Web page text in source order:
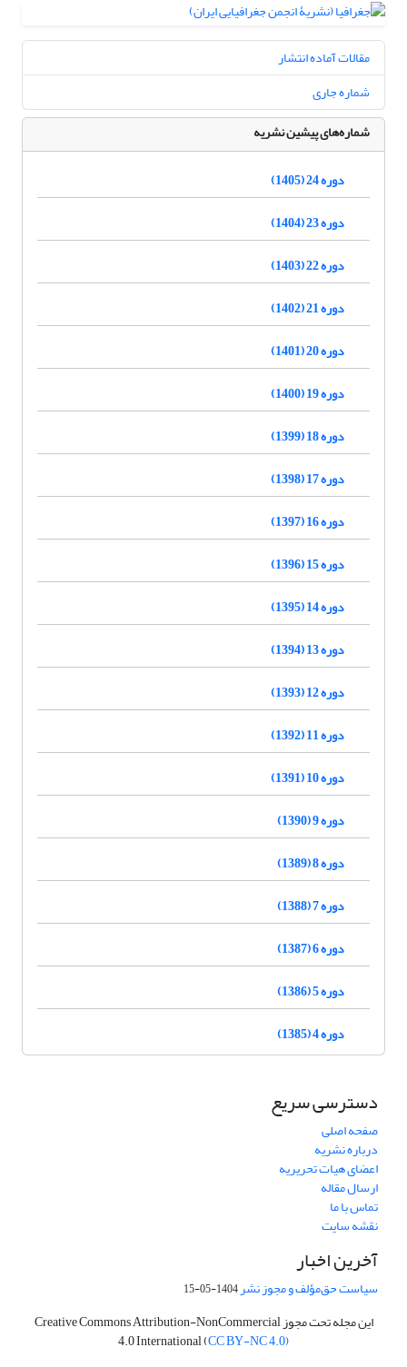
مقالات آماده انتشار
شماره جاری
شماره‌های پیشین نشریه
دوره 24 (1405)
دوره 23 (1404)
دوره 22 (1403)
دوره 21 (1402)
دوره 20 (1401)
دوره 19 (1400)
دوره 18 (1399)
دوره 17 (1398)
دوره 16 (1397)
دوره 15 (1396)
دوره 14 (1395)
دوره 13 (1394)
دوره 12 (1393)
دوره 11 (1392)
دوره 10 (1391)
دوره 9 (1390)
دوره 8 (1389)
دوره 7 (1388)
دوره 6 (1387)
دوره 5 (1386)
دوره 4 (1385)
دسترسی سریع
صفحه اصلی
درباره نشریه
اعضای هیات تحریریه
ارسال مقاله
تماس با ما
نقشه سایت
آخرین اخبار
سیاست حق‌مؤلف و مجوز نشر1404-05-15
این مجله تحت مجوز Creative Commons Attribution-NonCommercial
4.0 International (CC BY-NC 4.0)